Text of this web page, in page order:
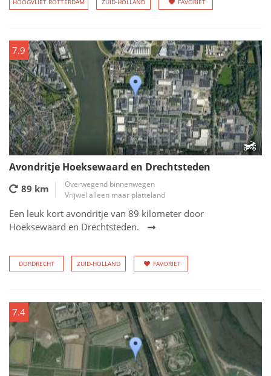
HOOGVLIET ROTTERDAM ZUID-HOLLAND FAVORIET
7.9
Avondritje Hoeksewaard en Drechtsteden
89 km
Overwegend binnenwegen
Vrijwel alleen maar platteland
Een leuk kort avondritje van 89 kilometer door
Hoeksewaard en Drechtsteden.
DORDRECHT ZUID-HOLLAND FAVORIET
7.4